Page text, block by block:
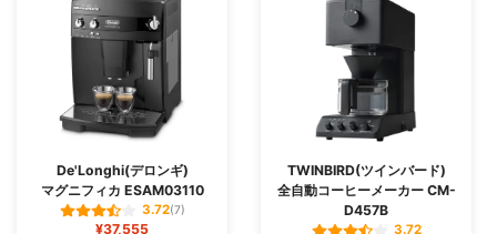
De'Longhi(デロンギ)
マグニフィカ ESAM03110
3.72(7)
¥37,555
TWINBIRD(ツインバード)
全自動コーヒーメーカー CM-
D457B
3.72